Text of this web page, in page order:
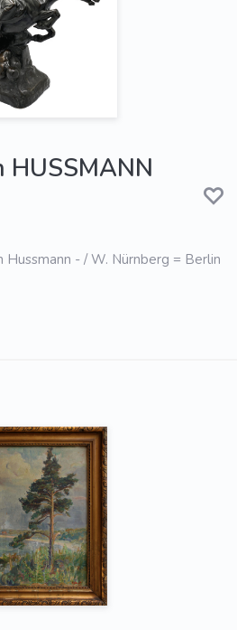
- / W. Nürnberg = Berlin